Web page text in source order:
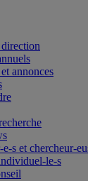
annonces
s et chercheur-
le-s